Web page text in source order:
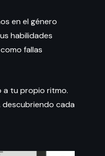
en el género
habilidades
fallas
a tu propio ritmo.
descubriendo cada